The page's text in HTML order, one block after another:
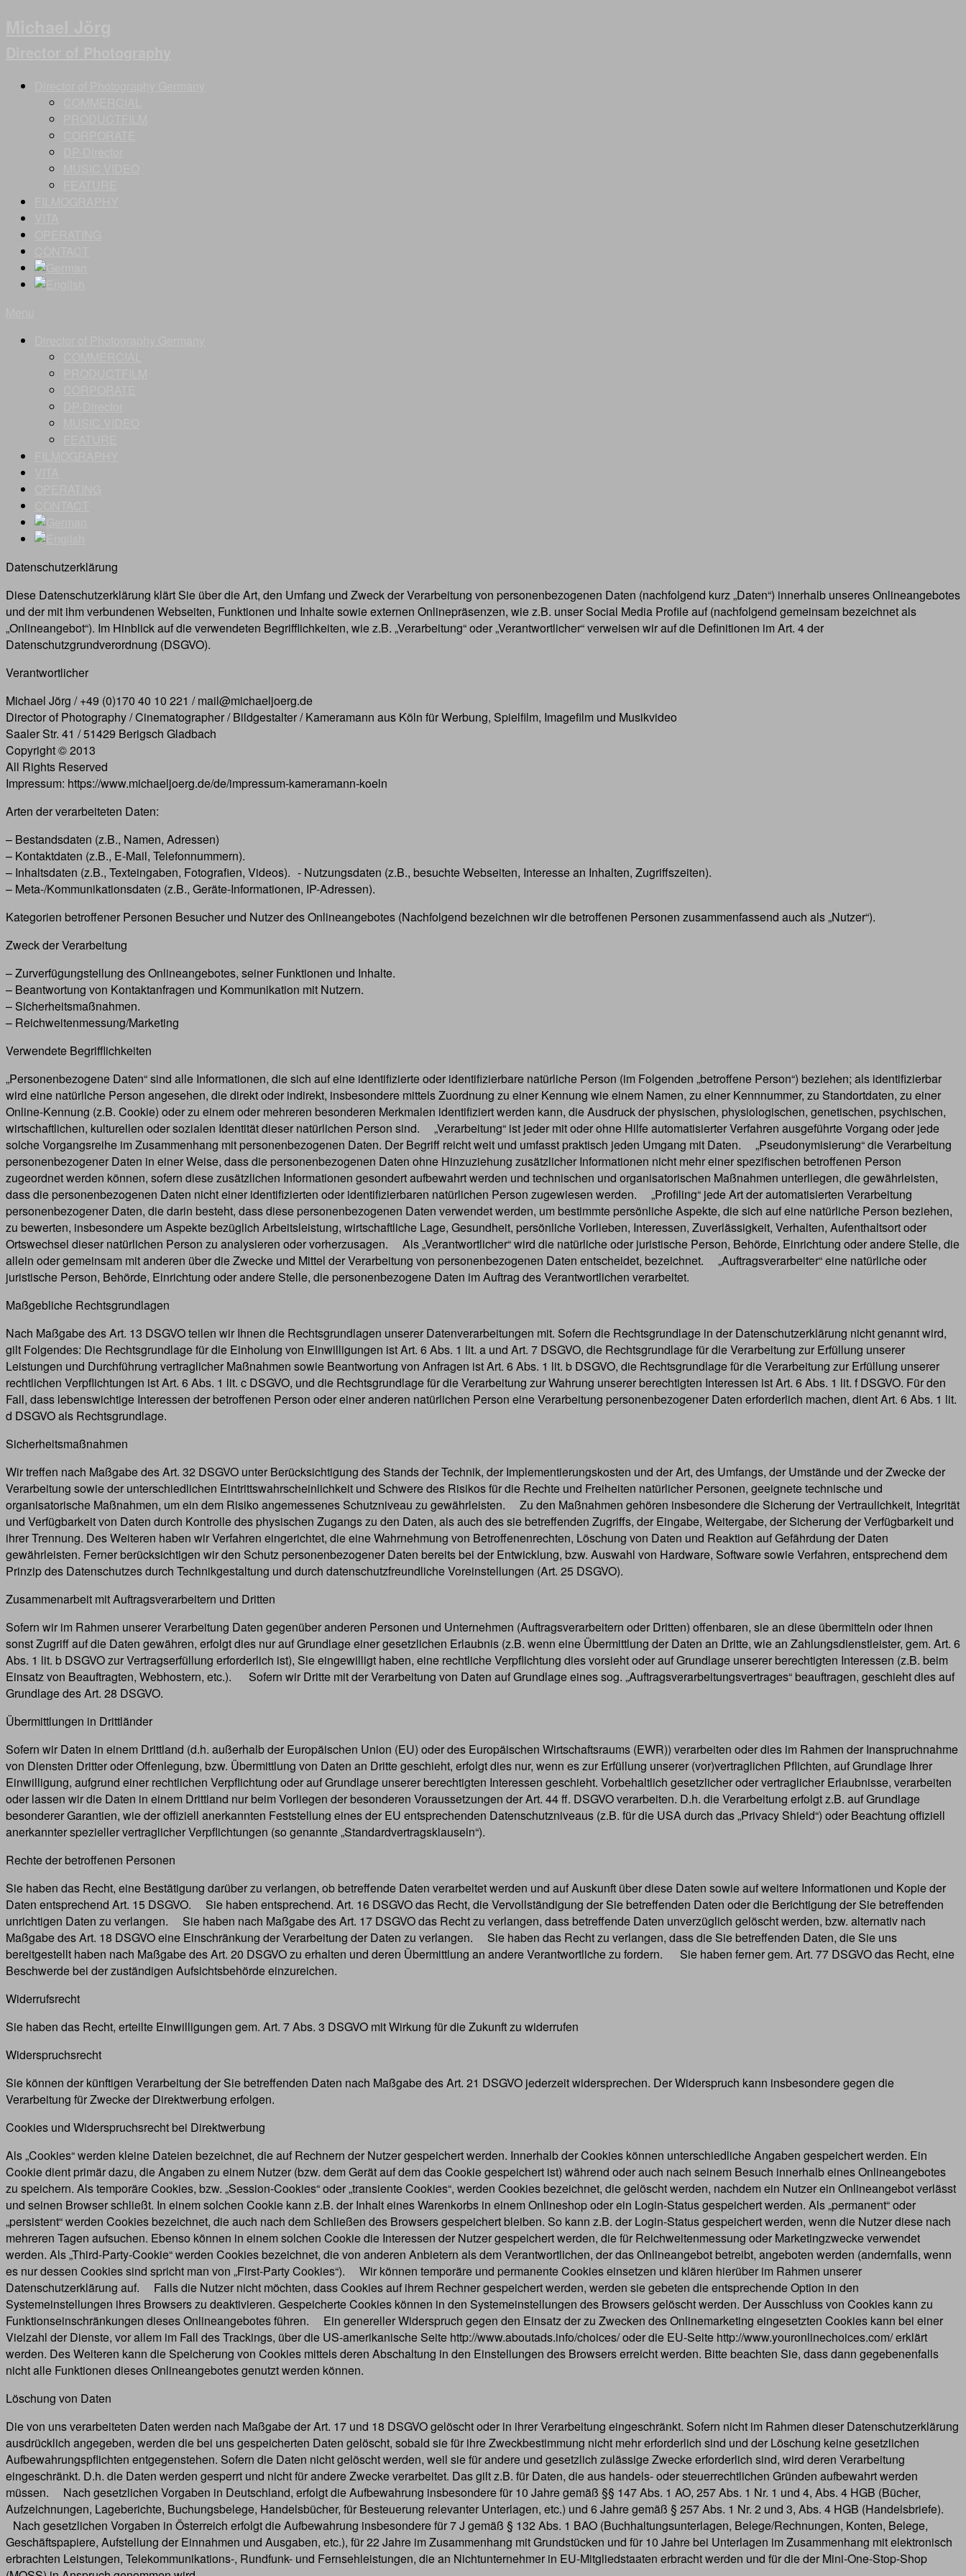
Datenschutzerklärung
Diese Datenschutzerklärung klärt Sie über die Art, den Umfang und Zweck der Verarbeitung von personenbezogenen Daten (nachfolgend kurz „Daten“) innerhalb unseres Onlineangebotes
und der mit ihm verbundenen Webseiten, Funktionen und Inhalte sowie externen Onlinepräsenzen, wie z.B. unser Social Media Profile auf (nachfolgend gemeinsam bezeichnet als
„Onlineangebot“). Im Hinblick auf die verwendeten Begrifflichkeiten, wie z.B. „Verarbeitung“ oder „Verantwortlicher“ verweisen wir auf die Definitionen im Art. 4 der
Datenschutzgrundverordnung (DSGVO).
Verantwortlicher
Michael Jörg / +49 (0)170 40 10 221 / mail@michaeljoerg.de
Director of Photography / Cinematographer / Bildgestalter / Kameramann aus Köln für Werbung, Spielfilm, Imagefilm und Musikvideo
Saaler Str. 41 / 51429 Berigsch Gladbach
Copyright © 2013
All Rights Reserved
Impressum: https://www.michaeljoerg.de/de/impressum-kameramann-koeln
Arten der verarbeiteten Daten:
– Bestandsdaten (z.B., Namen, Adressen)
– Kontaktdaten (z.B., E-Mail, Telefonnummern).
– Inhaltsdaten (z.B., Texteingaben, Fotografien, Videos). - Nutzungsdaten (z.B., besuchte Webseiten, Interesse an Inhalten, Zugriffszeiten).
– Meta-/Kommunikationsdaten (z.B., Geräte-Informationen, IP-Adressen).
Kategorien betroffener Personen Besucher und Nutzer des Onlineangebotes (Nachfolgend bezeichnen wir die betroffenen Personen zusammenfassend auch als „Nutzer“).
Zweck der Verarbeitung
– Zurverfügungstellung des Onlineangebotes, seiner Funktionen und Inhalte.
– Beantwortung von Kontaktanfragen und Kommunikation mit Nutzern.
– Sicherheitsmaßnahmen.
– Reichweitenmessung/Marketing
Verwendete Begrifflichkeiten
„Personenbezogene Daten“ sind alle Informationen, die sich auf eine identifizierte oder identifizierbare natürliche Person (im Folgenden „betroffene Person“) beziehen; als identifizierbar
wird eine natürliche Person angesehen, die direkt oder indirekt, insbesondere mittels Zuordnung zu einer Kennung wie einem Namen, zu einer Kennnummer, zu Standortdaten, zu einer
Online-Kennung (z.B. Cookie) oder zu einem oder mehreren besonderen Merkmalen identifiziert werden kann, die Ausdruck der physischen, physiologischen, genetischen, psychischen,
wirtschaftlichen, kulturellen oder sozialen Identität dieser natürlichen Person sind. „Verarbeitung“ ist jeder mit oder ohne Hilfe automatisierter Verfahren ausgeführte Vorgang oder jede
solche Vorgangsreihe im Zusammenhang mit personenbezogenen Daten. Der Begriff reicht weit und umfasst praktisch jeden Umgang mit Daten. „Pseudonymisierung“ die Verarbeitung
personenbezogener Daten in einer Weise, dass die personenbezogenen Daten ohne Hinzuziehung zusätzlicher Informationen nicht mehr einer spezifischen betroffenen Person
zugeordnet werden können, sofern diese zusätzlichen Informationen gesondert aufbewahrt werden und technischen und organisatorischen Maßnahmen unterliegen, die gewährleisten,
dass die personenbezogenen Daten nicht einer identifizierten oder identifizierbaren natürlichen Person zugewiesen werden. „Profiling“ jede Art der automatisierten Verarbeitung
personenbezogener Daten, die darin besteht, dass diese personenbezogenen Daten verwendet werden, um bestimmte persönliche Aspekte, die sich auf eine natürliche Person beziehen,
zu bewerten, insbesondere um Aspekte bezüglich Arbeitsleistung, wirtschaftliche Lage, Gesundheit, persönliche Vorlieben, Interessen, Zuverlässigkeit, Verhalten, Aufenthaltsort oder
Ortswechsel dieser natürlichen Person zu analysieren oder vorherzusagen. Als „Verantwortlicher“ wird die natürliche oder juristische Person, Behörde, Einrichtung oder andere Stelle, die
allein oder gemeinsam mit anderen über die Zwecke und Mittel der Verarbeitung von personenbezogenen Daten entscheidet, bezeichnet. „Auftragsverarbeiter“ eine natürliche oder
juristische Person, Behörde, Einrichtung oder andere Stelle, die personenbezogene Daten im Auftrag des Verantwortlichen verarbeitet.
Maßgebliche Rechtsgrundlagen
Nach Maßgabe des Art. 13 DSGVO teilen wir Ihnen die Rechtsgrundlagen unserer Datenverarbeitungen mit. Sofern die Rechtsgrundlage in der Datenschutzerklärung nicht genannt wird,
gilt Folgendes: Die Rechtsgrundlage für die Einholung von Einwilligungen ist Art. 6 Abs. 1 lit. a und Art. 7 DSGVO, die Rechtsgrundlage für die Verarbeitung zur Erfüllung unserer
Leistungen und Durchführung vertraglicher Maßnahmen sowie Beantwortung von Anfragen ist Art. 6 Abs. 1 lit. b DSGVO, die Rechtsgrundlage für die Verarbeitung zur Erfüllung unserer
rechtlichen Verpflichtungen ist Art. 6 Abs. 1 lit. c DSGVO, und die Rechtsgrundlage für die Verarbeitung zur Wahrung unserer berechtigten Interessen ist Art. 6 Abs. 1 lit. f DSGVO. Für den
Fall, dass lebenswichtige Interessen der betroffenen Person oder einer anderen natürlichen Person eine Verarbeitung personenbezogener Daten erforderlich machen, dient Art. 6 Abs. 1 lit.
d DSGVO als Rechtsgrundlage.
Sicherheitsmaßnahmen
Wir treffen nach Maßgabe des Art. 32 DSGVO unter Berücksichtigung des Stands der Technik, der Implementierungskosten und der Art, des Umfangs, der Umstände und der Zwecke der
Verarbeitung sowie der unterschiedlichen Eintrittswahrscheinlichkeit und Schwere des Risikos für die Rechte und Freiheiten natürlicher Personen, geeignete technische und
organisatorische Maßnahmen, um ein dem Risiko angemessenes Schutzniveau zu gewährleisten. Zu den Maßnahmen gehören insbesondere die Sicherung der Vertraulichkeit, Integrität
und Verfügbarkeit von Daten durch Kontrolle des physischen Zugangs zu den Daten, als auch des sie betreffenden Zugriffs, der Eingabe, Weitergabe, der Sicherung der Verfügbarkeit und
ihrer Trennung. Des Weiteren haben wir Verfahren eingerichtet, die eine Wahrnehmung von Betroffenenrechten, Löschung von Daten und Reaktion auf Gefährdung der Daten
gewährleisten. Ferner berücksichtigen wir den Schutz personenbezogener Daten bereits bei der Entwicklung, bzw. Auswahl von Hardware, Software sowie Verfahren, entsprechend dem
Prinzip des Datenschutzes durch Technikgestaltung und durch datenschutzfreundliche Voreinstellungen (Art. 25 DSGVO).
Zusammenarbeit mit Auftragsverarbeitern und Dritten
Sofern wir im Rahmen unserer Verarbeitung Daten gegenüber anderen Personen und Unternehmen (Auftragsverarbeitern oder Dritten) offenbaren, sie an diese übermitteln oder ihnen
sonst Zugriff auf die Daten gewähren, erfolgt dies nur auf Grundlage einer gesetzlichen Erlaubnis (z.B. wenn eine Übermittlung der Daten an Dritte, wie an Zahlungsdienstleister, gem. Art. 6
Abs. 1 lit. b DSGVO zur Vertragserfüllung erforderlich ist), Sie eingewilligt haben, eine rechtliche Verpflichtung dies vorsieht oder auf Grundlage unserer berechtigten Interessen (z.B. beim
Einsatz von Beauftragten, Webhostern, etc.). Sofern wir Dritte mit der Verarbeitung von Daten auf Grundlage eines sog. „Auftragsverarbeitungsvertrages“ beauftragen, geschieht dies auf
Grundlage des Art. 28 DSGVO.
Übermittlungen in Drittländer
Sofern wir Daten in einem Drittland (d.h. außerhalb der Europäischen Union (EU) oder des Europäischen Wirtschaftsraums (EWR)) verarbeiten oder dies im Rahmen der Inanspruchnahme
von Diensten Dritter oder Offenlegung, bzw. Übermittlung von Daten an Dritte geschieht, erfolgt dies nur, wenn es zur Erfüllung unserer (vor)vertraglichen Pflichten, auf Grundlage Ihrer
Einwilligung, aufgrund einer rechtlichen Verpflichtung oder auf Grundlage unserer berechtigten Interessen geschieht. Vorbehaltlich gesetzlicher oder vertraglicher Erlaubnisse, verarbeiten
oder lassen wir die Daten in einem Drittland nur beim Vorliegen der besonderen Voraussetzungen der Art. 44 ff. DSGVO verarbeiten. D.h. die Verarbeitung erfolgt z.B. auf Grundlage
besonderer Garantien, wie der offiziell anerkannten Feststellung eines der EU entsprechenden Datenschutzniveaus (z.B. für die USA durch das „Privacy Shield“) oder Beachtung offiziell
anerkannter spezieller vertraglicher Verpflichtungen (so genannte „Standardvertragsklauseln“).
Rechte der betroffenen Personen
Sie haben das Recht, eine Bestätigung darüber zu verlangen, ob betreffende Daten verarbeitet werden und auf Auskunft über diese Daten sowie auf weitere Informationen und Kopie der
Daten entsprechend Art. 15 DSGVO. Sie haben entsprechend. Art. 16 DSGVO das Recht, die Vervollständigung der Sie betreffenden Daten oder die Berichtigung der Sie betreffenden
unrichtigen Daten zu verlangen. Sie haben nach Maßgabe des Art. 17 DSGVO das Recht zu verlangen, dass betreffende Daten unverzüglich gelöscht werden, bzw. alternativ nach
Maßgabe des Art. 18 DSGVO eine Einschränkung der Verarbeitung der Daten zu verlangen. Sie haben das Recht zu verlangen, dass die Sie betreffenden Daten, die Sie uns
bereitgestellt haben nach Maßgabe des Art. 20 DSGVO zu erhalten und deren Übermittlung an andere Verantwortliche zu fordern. Sie haben ferner gem. Art. 77 DSGVO das Recht, eine
Beschwerde bei der zuständigen Aufsichtsbehörde einzureichen.
Widerrufsrecht
Sie haben das Recht, erteilte Einwilligungen gem. Art. 7 Abs. 3 DSGVO mit Wirkung für die Zukunft zu widerrufen
Widerspruchsrecht
Sie können der künftigen Verarbeitung der Sie betreffenden Daten nach Maßgabe des Art. 21 DSGVO jederzeit widersprechen. Der Widerspruch kann insbesondere gegen die
Verarbeitung für Zwecke der Direktwerbung erfolgen.
Cookies und Widerspruchsrecht bei Direktwerbung
Als „Cookies“ werden kleine Dateien bezeichnet, die auf Rechnern der Nutzer gespeichert werden. Innerhalb der Cookies können unterschiedliche Angaben gespeichert werden. Ein
Cookie dient primär dazu, die Angaben zu einem Nutzer (bzw. dem Gerät auf dem das Cookie gespeichert ist) während oder auch nach seinem Besuch innerhalb eines Onlineangebotes
zu speichern. Als temporäre Cookies, bzw. „Session-Cookies“ oder „transiente Cookies“, werden Cookies bezeichnet, die gelöscht werden, nachdem ein Nutzer ein Onlineangebot verlässt
und seinen Browser schließt. In einem solchen Cookie kann z.B. der Inhalt eines Warenkorbs in einem Onlineshop oder ein Login-Status gespeichert werden. Als „permanent“ oder
„persistent“ werden Cookies bezeichnet, die auch nach dem Schließen des Browsers gespeichert bleiben. So kann z.B. der Login-Status gespeichert werden, wenn die Nutzer diese nach
mehreren Tagen aufsuchen. Ebenso können in einem solchen Cookie die Interessen der Nutzer gespeichert werden, die für Reichweitenmessung oder Marketingzwecke verwendet
werden. Als „Third-Party-Cookie“ werden Cookies bezeichnet, die von anderen Anbietern als dem Verantwortlichen, der das Onlineangebot betreibt, angeboten werden (andernfalls, wenn
es nur dessen Cookies sind spricht man von „First-Party Cookies“). Wir können temporäre und permanente Cookies einsetzen und klären hierüber im Rahmen unserer
Datenschutzerklärung auf. Falls die Nutzer nicht möchten, dass Cookies auf ihrem Rechner gespeichert werden, werden sie gebeten die entsprechende Option in den
Systemeinstellungen ihres Browsers zu deaktivieren. Gespeicherte Cookies können in den Systemeinstellungen des Browsers gelöscht werden. Der Ausschluss von Cookies kann zu
Funktionseinschränkungen dieses Onlineangebotes führen. Ein genereller Widerspruch gegen den Einsatz der zu Zwecken des Onlinemarketing eingesetzten Cookies kann bei einer
Vielzahl der Dienste, vor allem im Fall des Trackings, über die US-amerikanische Seite http://www.aboutads.info/choices/ oder die EU-Seite http://www.youronlinechoices.com/ erklärt
werden. Des Weiteren kann die Speicherung von Cookies mittels deren Abschaltung in den Einstellungen des Browsers erreicht werden. Bitte beachten Sie, dass dann gegebenenfalls
nicht alle Funktionen dieses Onlineangebotes genutzt werden können.
Löschung von Daten
Die von uns verarbeiteten Daten werden nach Maßgabe der Art. 17 und 18 DSGVO gelöscht oder in ihrer Verarbeitung eingeschränkt. Sofern nicht im Rahmen dieser Datenschutzerklärung
ausdrücklich angegeben, werden die bei uns gespeicherten Daten gelöscht, sobald sie für ihre Zweckbestimmung nicht mehr erforderlich sind und der Löschung keine gesetzlichen
Aufbewahrungspflichten entgegenstehen. Sofern die Daten nicht gelöscht werden, weil sie für andere und gesetzlich zulässige Zwecke erforderlich sind, wird deren Verarbeitung
eingeschränkt. D.h. die Daten werden gesperrt und nicht für andere Zwecke verarbeitet. Das gilt z.B. für Daten, die aus handels- oder steuerrechtlichen Gründen aufbewahrt werden
müssen. Nach gesetzlichen Vorgaben in Deutschland, erfolgt die Aufbewahrung insbesondere für 10 Jahre gemäß §§ 147 Abs. 1 AO, 257 Abs. 1 Nr. 1 und 4, Abs. 4 HGB (Bücher,
Aufzeichnungen, Lageberichte, Buchungsbelege, Handelsbücher, für Besteuerung relevanter Unterlagen, etc.) und 6 Jahre gemäß § 257 Abs. 1 Nr. 2 und 3, Abs. 4 HGB (Handelsbriefe).
Nach gesetzlichen Vorgaben in Österreich erfolgt die Aufbewahrung insbesondere für 7 J gemäß § 132 Abs. 1 BAO (Buchhaltungsunterlagen, Belege/Rechnungen, Konten, Belege,
Geschäftspapiere, Aufstellung der Einnahmen und Ausgaben, etc.), für 22 Jahre im Zusammenhang mit Grundstücken und für 10 Jahre bei Unterlagen im Zusammenhang mit elektronisch
erbrachten Leistungen, Telekommunikations-, Rundfunk- und Fernsehleistungen, die an Nichtunternehmer in EU-Mitgliedstaaten erbracht werden und für die der Mini-One-Stop-Shop